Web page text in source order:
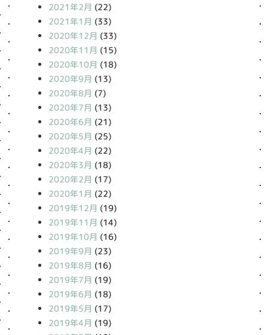
2021年2月 (22)
2021年1月 (33)
2020年12月 (33)
2020年11月 (15)
2020年10月 (18)
2020年9月 (13)
2020年8月 (7)
2020年7月 (13)
2020年6月 (21)
2020年5月 (25)
2020年4月 (22)
2020年3月 (18)
2020年2月 (17)
2020年1月 (22)
2019年12月 (19)
2019年11月 (14)
2019年10月 (16)
2019年9月 (23)
2019年8月 (16)
2019年7月 (19)
2019年6月 (18)
2019年5月 (17)
2019年4月 (19)